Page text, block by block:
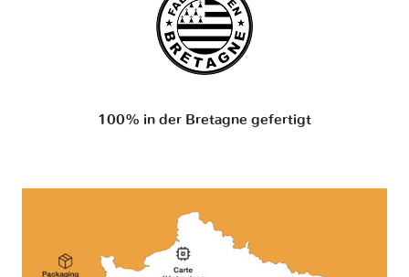
100% in der Bretagne gefertigt